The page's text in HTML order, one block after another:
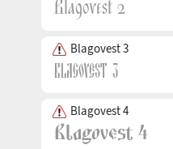
Blagovest 3
Blagovest 4